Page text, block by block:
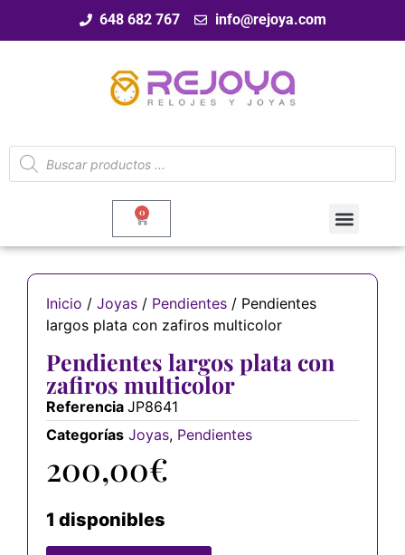
648 682 767 info@rejoya.com
0
Inicio / Joyas / Pendientes / Pendientes
largos plata con zafiros multicolor
Pendientes largos plata con
zafiros multicolor
Referencia JP8641
Categorías Joyas, Pendientes
200,00€
1 disponibles